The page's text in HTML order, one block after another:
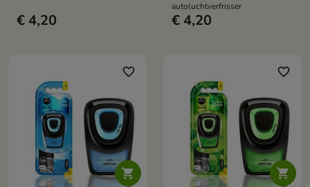
€ 4,20
autoluchtverfrisser
€ 4,20

favorite_border

favorite_border